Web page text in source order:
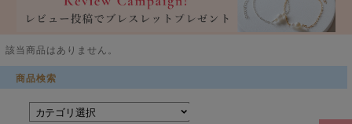
該当商品はありません。
商品検索